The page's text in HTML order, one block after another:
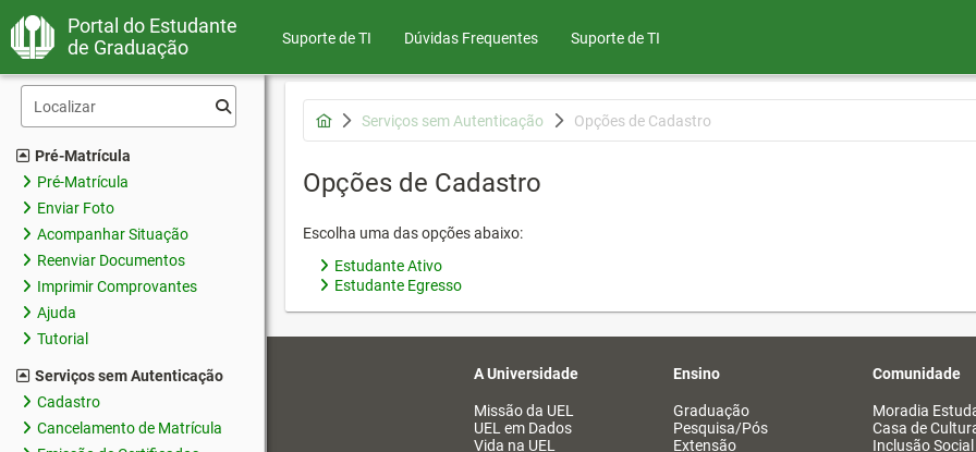
Portal do Estudante
de Graduação
Suporte de TI Dúvidas Frequentes Suporte de TI
Pré-Matrícula
Pré-Matrícula
Enviar Foto
Acompanhar Situação
Reenviar Documentos
Imprimir Comprovantes
Ajuda
Tutorial
Serviços sem Autenticação
Cadastro
Cancelamento de Matrícula
Serviços sem Autenticação Opções de Cadastro
Opções de Cadastro
Escolha uma das opções abaixo:
Estudante Ativo
Estudante Egresso
A Universidade
Missão da UEL
UEL em Dados
Vida na UEL
Ensino
Graduação
Pesquisa/Pós
Extensão
Comunidade
Moradia
Casa de
Inclusão Social